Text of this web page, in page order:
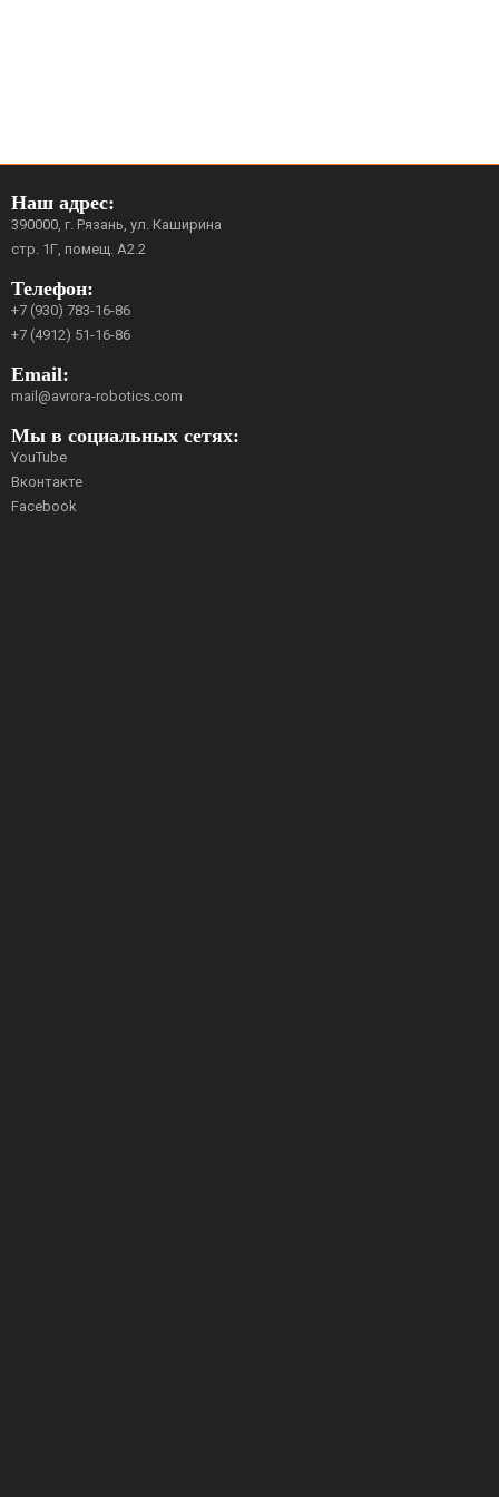
Наш адрес:
390000, г. Рязань, ул. Каширина
стр. 1Г, помещ. А2.2
Телефон:
+7 (930) 783-16-86
+7 (4912) 51-16-86
Email:
mail@avrora-robotics.com
Мы в социальных сетях:
YouTube
Вконтакте
Facebook